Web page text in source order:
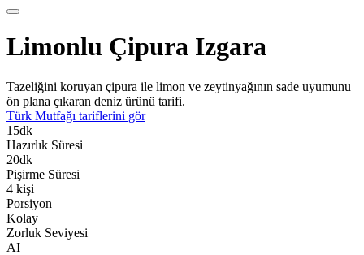
Limonlu Çipura Izgara
Tazeliğini koruyan çipura ile limon ve zeytinyağının sade uyumunu
ön plana çıkaran deniz ürünü tarifi.
Türk Mutfağı tariflerini gör
15dk
Hazırlık Süresi
20dk
Pişirme Süresi
4 kişi
Porsiyon
Kolay
Zorluk Seviyesi
AI